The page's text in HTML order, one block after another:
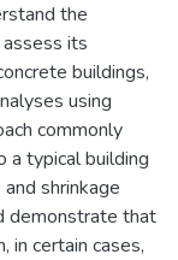
the
its
buildings,
using
commonly
a typical building
shrinkage
demonstrate that
in certain cases,